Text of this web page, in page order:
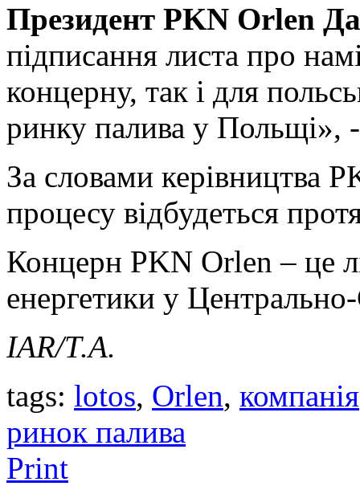
Президент PKN Orlen
підписання листа про
концерну, так і для
ринку палива у Польщі»,
За словами керівництва
процесу відбудеться
Концерн PKN Orlen – це
енергетики у
IAR/Т.А.
tags: lotos, Orlen, компанія
ринок палива
Print